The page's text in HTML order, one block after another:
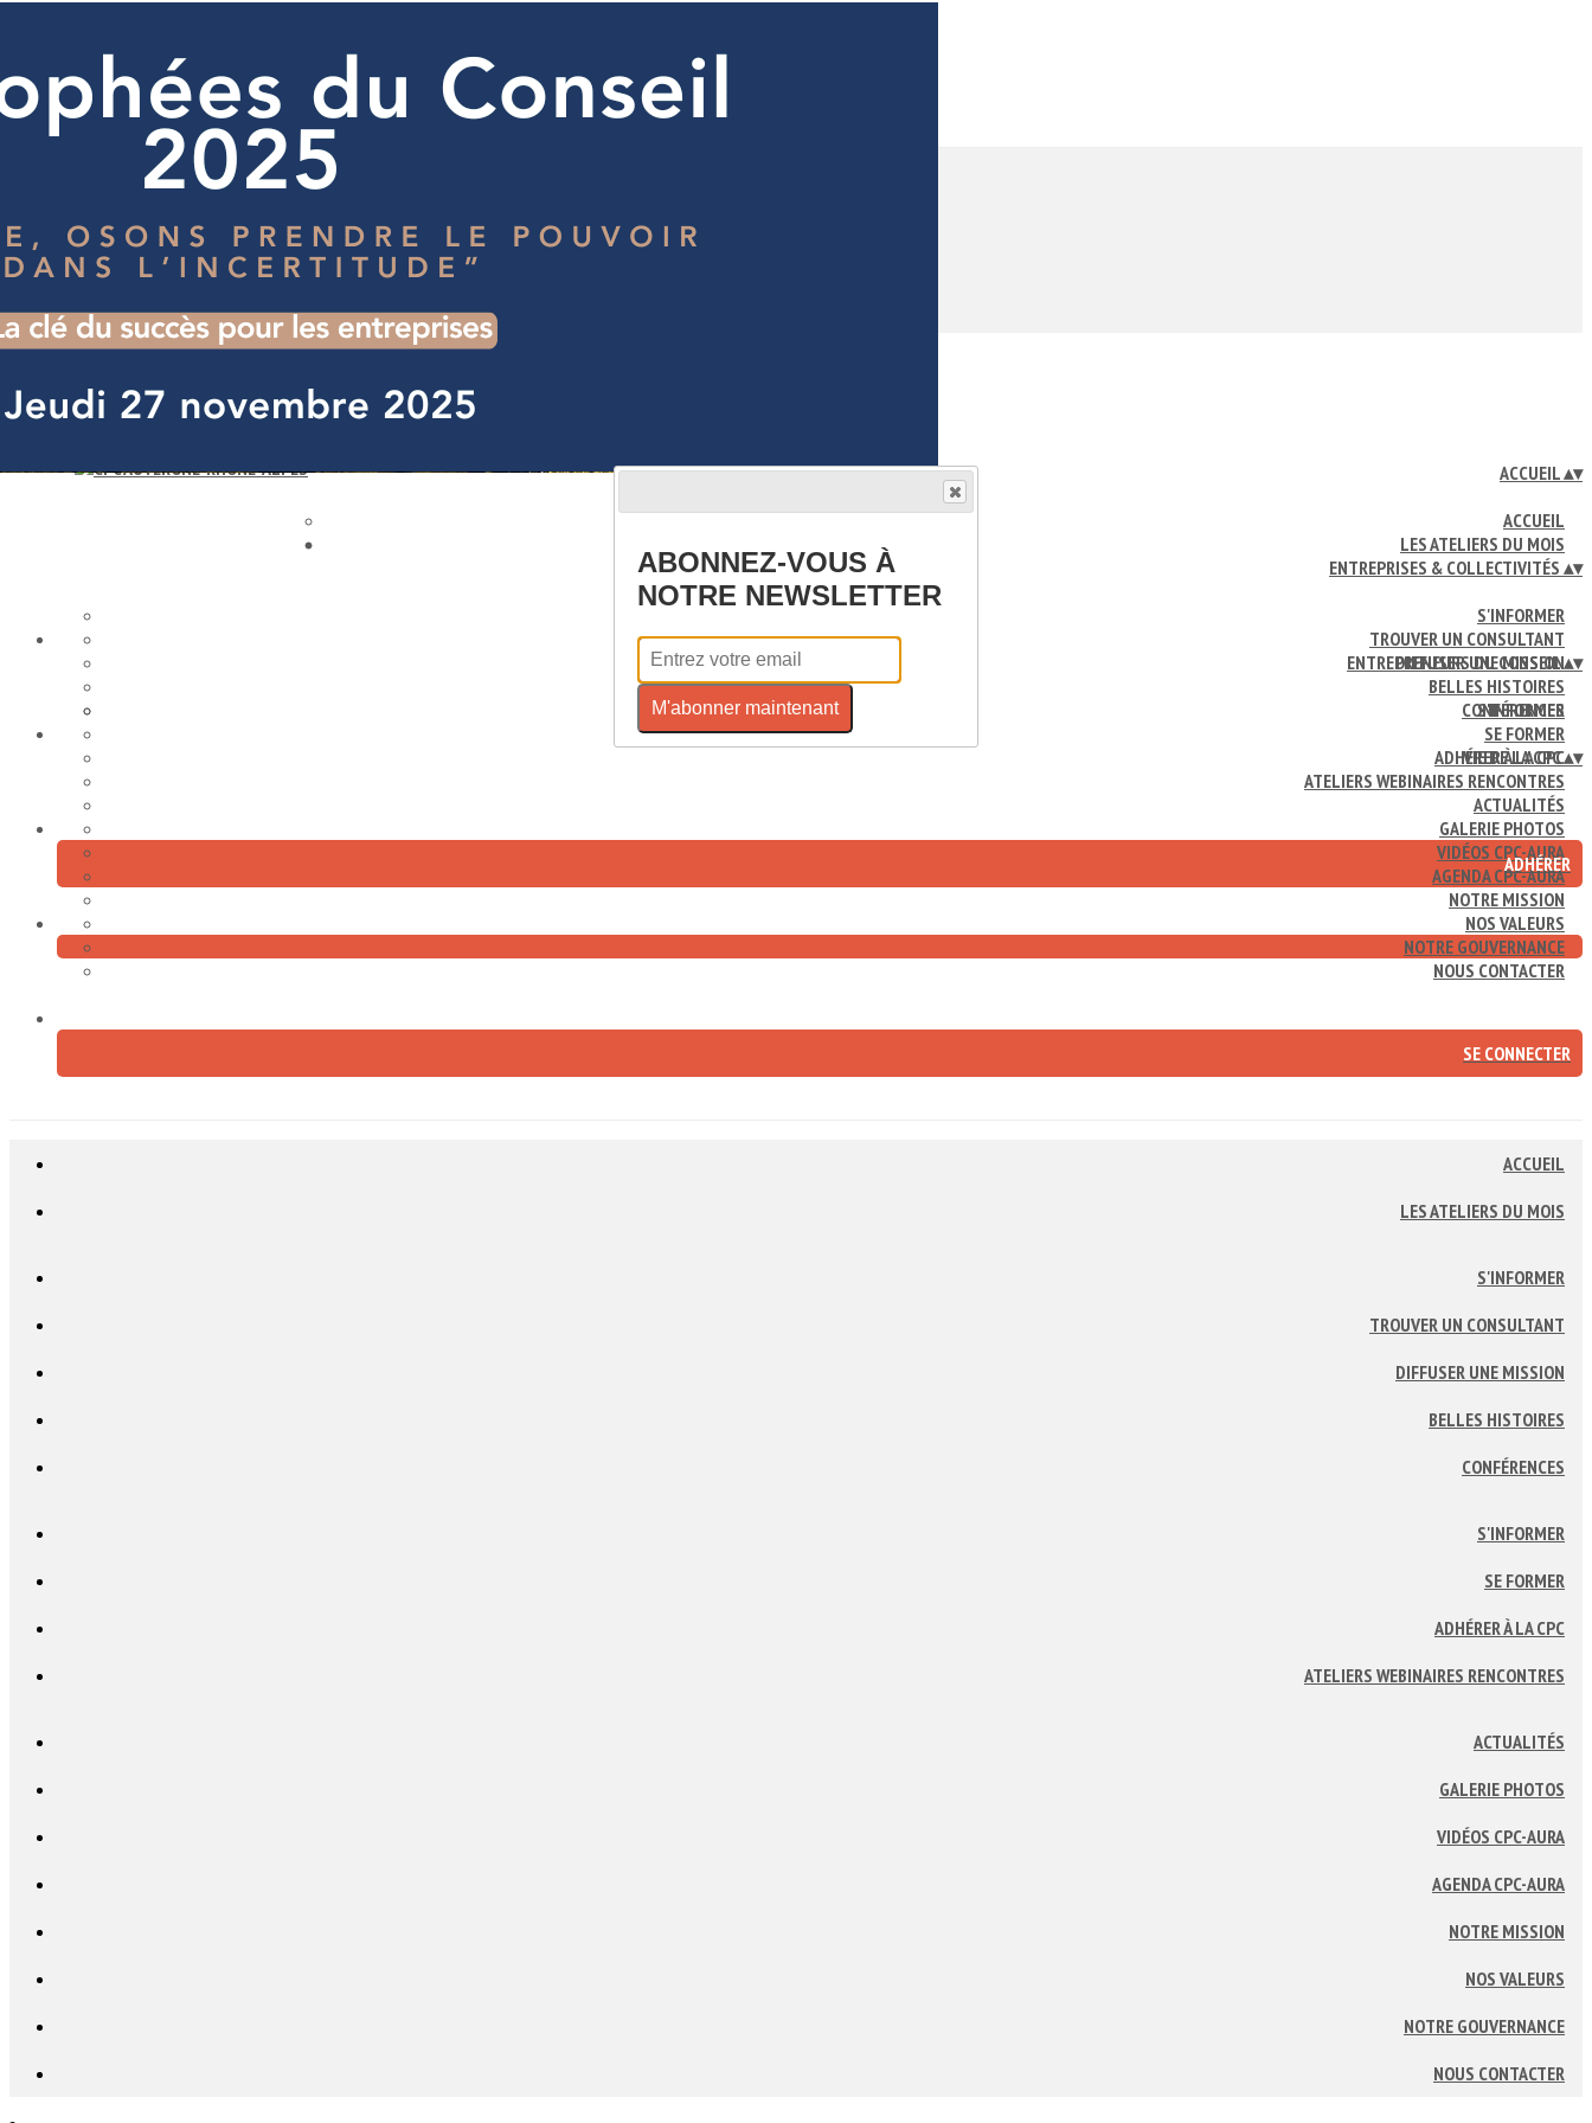
Exporter uniquement les colonnes affichées
S'informer
Trouver un consultant
Diffuser une mission
Conférences
Cliquez pour éditer
ACCUEIL▴▾
ACCUEIL
LES ATELIERS DU MOIS
ENTREPRISES & COLLECTIVITÉS ▴▾
S'INFORMER
TROUVER UN CONSULTANT
DIFFUSER UNE MISSION
BELLES HISTOIRES
CONFÉRENCES
ENTREPRENEURS DU CONSEIL▴▾
S'INFORMER
SE FORMER
ADHÉRER À LA CPC
ATELIERS WEBINAIRES RENCONTRES
VIE DE LA CPC▴▾
ACTUALITÉS
GALERIE PHOTOS
VIDÉOS CPC-AURA
AGENDA CPC-AURA
NOTRE MISSION
NOS VALEURS
NOTRE GOUVERNANCE
NOUS CONTACTER
ADHÉRER
SE CONNECTER
ACCUEIL
LES ATELIERS DU MOIS
S'INFORMER
TROUVER UN CONSULTANT
DIFFUSER UNE MISSION
BELLES HISTOIRES
CONFÉRENCES
S'INFORMER
SE FORMER
ADHÉRER À LA CPC
ATELIERS WEBINAIRES RENCONTRES
ACTUALITÉS
GALERIE PHOTOS
VIDÉOS CPC-AURA
AGENDA CPC-AURA
NOTRE MISSION
NOS VALEURS
NOTRE GOUVERNANCE
NOUS CONTACTER
ABONNEZ-VOUS À
NOTRE NEWSLETTER
M'abonner maintenant